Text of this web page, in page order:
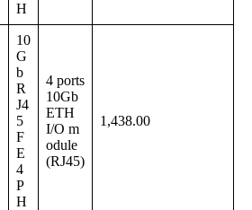
H
10
G
b
R
J4
5
F
E
4
P
H
4 ports
10Gb
ETH
I/O m
odule
(RJ45)
1,438.00